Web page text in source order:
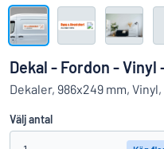
Hittar du inte det du söker?
Visa alla kategorier
Logga
in
Kundservice
Dekal - Fordon - Vinyl
Dekaler, 986x249 mm,
Välj antal